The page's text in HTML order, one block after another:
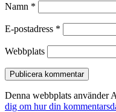
Namn *
E-postadress *
Webbplats
Denna webbplats använder
dig om hur din